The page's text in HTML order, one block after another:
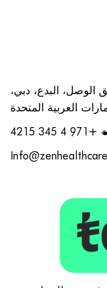
الوصل، البدع، دبي،
العربية المتحدة
+971 4 345 4215